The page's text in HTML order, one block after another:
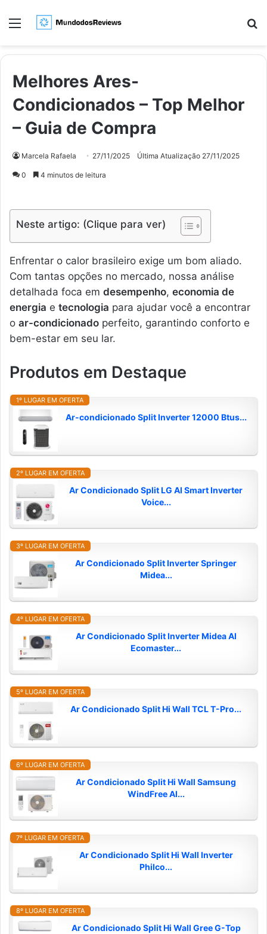
Menu
Melhores Ares-
Condicionados – Top Melhor
– Guia de Compra
Marcela Rafaela 27/11/2025 Última Atualização 27/11/2025
0 4 minutos de leitura
Neste artigo: (Clique para ver)
Enfrentar o calor brasileiro exige um bom aliado.
Com tantas opções no mercado, nossa análise
detalhada foca em desempenho, economia de
energia e tecnologia para ajudar você a encontrar
o ar-condicionado perfeito, garantindo conforto e
bem-estar em seu lar.
Produtos em Destaque
1º LUGAR EM OFERTA
Ar-condicionado Split Inverter 12000 Btus...
2º LUGAR EM OFERTA
Ar Condicionado Split LG AI Smart Inverter
Voice...
3º LUGAR EM OFERTA
Ar Condicionado Split Inverter Springer
Midea...
4º LUGAR EM OFERTA
Ar Condicionado Split Inverter Midea AI
Ecomaster...
5º LUGAR EM OFERTA
Ar Condicionado Split Hi Wall TCL T-Pro...
6º LUGAR EM OFERTA
Ar Condicionado Split Hi Wall Samsung
WindFree AI...
7º LUGAR EM OFERTA
Ar Condicionado Split Hi Wall Inverter
Philco...
8º LUGAR EM OFERTA
Ar Condicionado Split Hi Wall Gree G-Top